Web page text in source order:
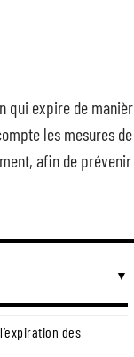
qui expire de
les mesures de
afin de prévenir
des